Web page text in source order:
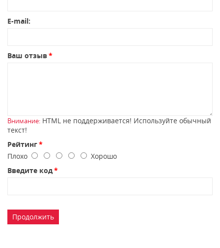
E-mail:
Ваш отзыв
Внимание: HTML не поддерживается! Используйте обычный
текст!
Рейтинг
Плохо
Хорошо
Введите код
Продолжить